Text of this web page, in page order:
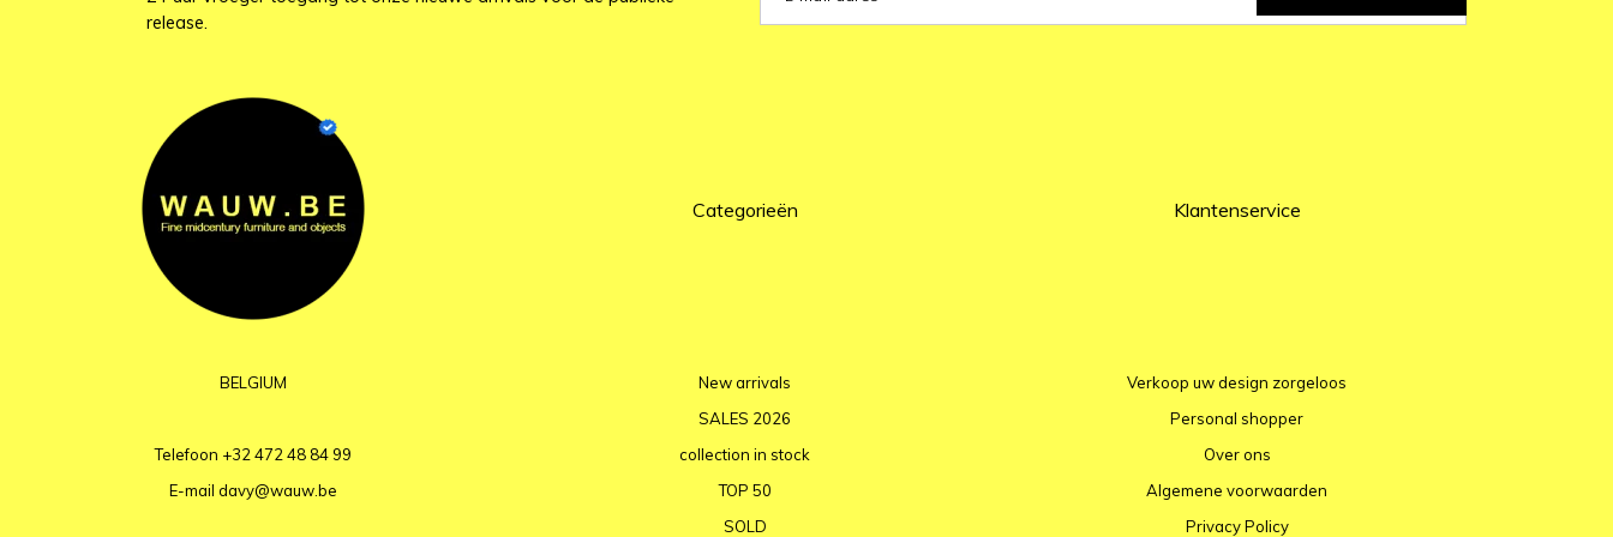
release.
BELGIUM
Telefoon +32 472 48 84 99
E-mail davy@wauw.be
Categorieën
New arrivals
SALES 2026
collection in stock
TOP 50
SOLD
Klantenservice
Verkoop uw design zorgeloos
Personal shopper
Over ons
Algemene voorwaarden
Privacy Policy